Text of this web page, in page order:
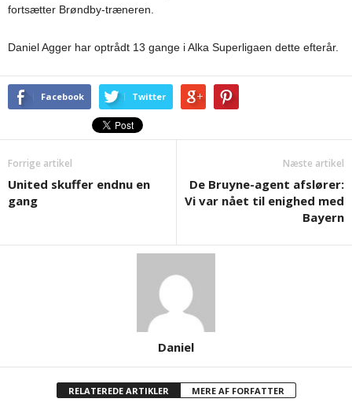
fortsætter Brøndby-træneren.
Daniel Agger har optrådt 13 gange i Alka Superligaen dette efterår.
Facebook Twitter
Forrige artikel
United skuffer endnu en
gang
Næste artikel
De Bruyne-agent afslører:
Vi var nået til enighed med
Bayern
Daniel
RELATEREDE ARTIKLER MERE AF FORFATTER